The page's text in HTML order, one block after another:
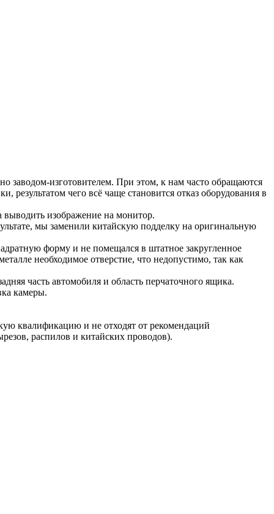
заводом-изготовителем. При этом, к нам часто обращаются
чего всё чаще становится отказ оборудования в
выводить изображение на монитор.
мы заменили китайскую подделку на оригинальную
форму и не помещался в штатное закругленное
необходимое отверстие, что недопустимо, так как
часть автомобиля и область перчаточного ящика.
камеры.
квалификацию и не отходят от рекомендаций
распилов и китайских проводов).